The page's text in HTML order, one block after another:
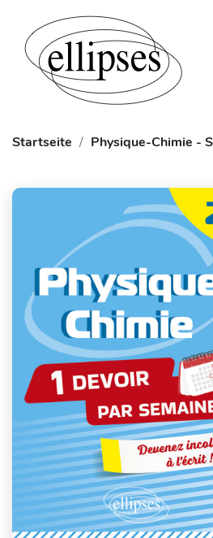
Startseite Physique-Chimie -